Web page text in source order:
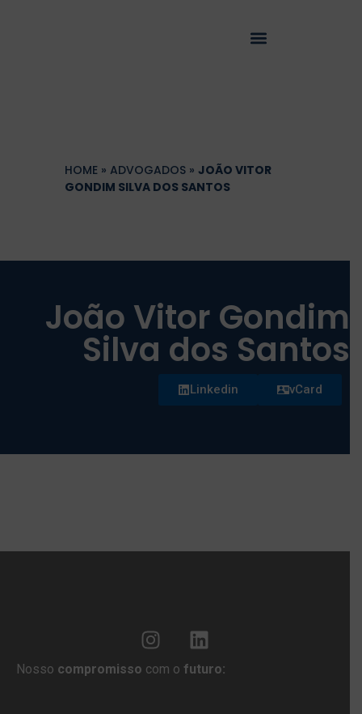
HOME » ADVOGADOS » JOÃO VITOR
GONDIM SILVA DOS SANTOS
João Vitor Gondim
Silva dos Santos
vCard
Linkedin
Nosso compromisso com o futuro: